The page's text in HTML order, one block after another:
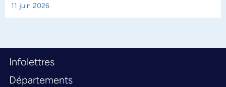
11 juin 2026
Infolettres
Départements